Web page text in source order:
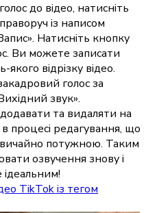
до відео, натисніть
із написом
Натисніть кнопку
Ви можете записати
відрізку відео.
голос за
звук».
та видаляти на
в процесі редагування, що
потужною. Таким
озвучення знову і
TikTok із тегом